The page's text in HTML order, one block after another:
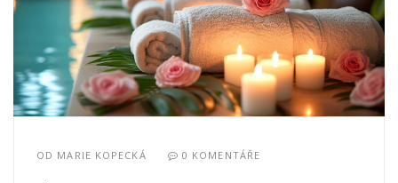
OD MARIE KOPECKÁ 0 KOMENTÁŘE